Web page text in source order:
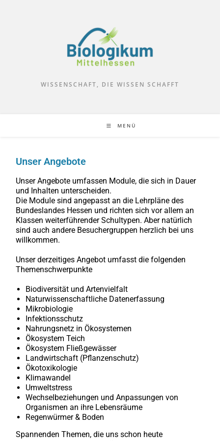
WISSENSCHAFT, DIE WISSEN SCHAFFT
MENÜ
Unser Angebote
Unser Angebote umfassen Module, die sich in Dauer
und Inhalten unterscheiden.
Die Module sind angepasst an die Lehrpläne des
Bundeslandes Hessen und richten sich vor allem an
Klassen weiterführender Schultypen. Aber natürlich
sind auch andere Besuchergruppen herzlich bei uns
willkommen.
Unser derzeitiges Angebot umfasst die folgenden
Themenschwerpunkte
Biodiversität und Artenvielfalt
Naturwissenschaftliche Datenerfassung
Mikrobiologie
Infektionsschutz
Nahrungsnetz in Ökosystemen
Ökosystem Teich
Ökosystem Fließgewässer
Landwirtschaft (Pflanzenschutz)
Ökotoxikologie
Klimawandel
Umweltstress
Wechselbeziehungen und Anpassungen von
Organismen an ihre Lebensräume
Regenwürmer & Boden
Spannenden Themen, die uns schon heute